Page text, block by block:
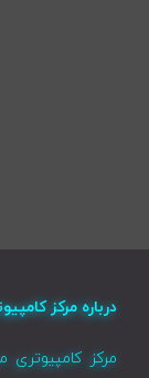
درباره مرکز
مرکز